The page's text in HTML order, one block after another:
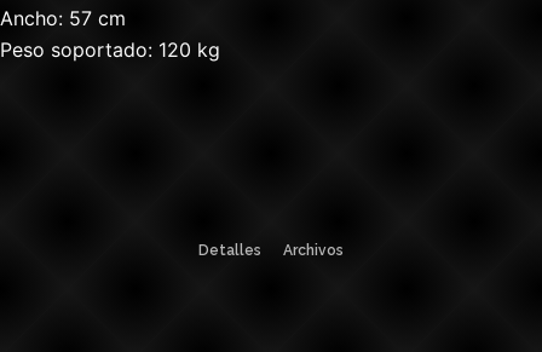
Ancho: 57 cm
Peso soportado: 120 kg
Detalles Archivos